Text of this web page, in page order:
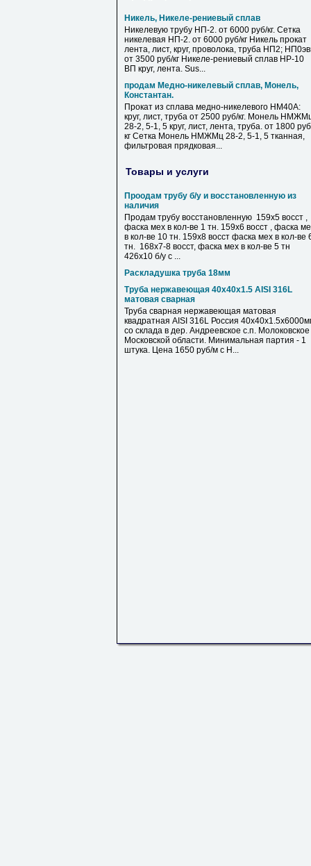
Никель, Никеле-рениевый сплав
Никелевую трубу НП-2. от 6000 руб/кг. Сетка
никелевая НП-2. от 6000 руб/кг Никель прокат
лента, лист, круг, проволока, труба НП2;
от 3500 руб/кг Никеле-рениевый сплав НР-10
ВП круг, лента. Sus...
продам Медно-никелевый сплав, Монель,
Константан.
Прокат из сплава медно-никелевого НМ40А:
круг, лист, труба от 2500 руб/кг. Монель
28-2, 5-1, 5 круг, лист, лента, труба. от 1800
кг Сетка Монель НМЖМц 28-2, 5-1, 5 тканная,
фильтровая прядковая...
Товары и услуги
Проодам трубу б/у и восстановленную из
наличия
Продам трубу восстановленную 159х5 восст ,
фаска мех в кол-ве 1 тн. 159х6 восст , фаска
в кол-ве 10 тн. 159х8 восст фаска мех в кол-ве
тн. 168х7-8 восст, фаска мех в кол-ве 5 тн
426х10 б/у с ...
Раскладушка труба 18мм
Труба нержавеющая 40х40х1.5 AISI 316L
матовая сварная
Труба сварная нержавеющая матовая
квадратная AISI 316L Россия
со склада в дер. Андреевское с.п. Молоковское
Московской области. Минимальная партия - 1
штука. Цена 1650 руб/м с Н...